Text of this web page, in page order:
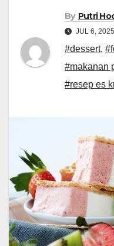
By Putri
JUL 6, 2025
#dessert,
#makanan
#resep es